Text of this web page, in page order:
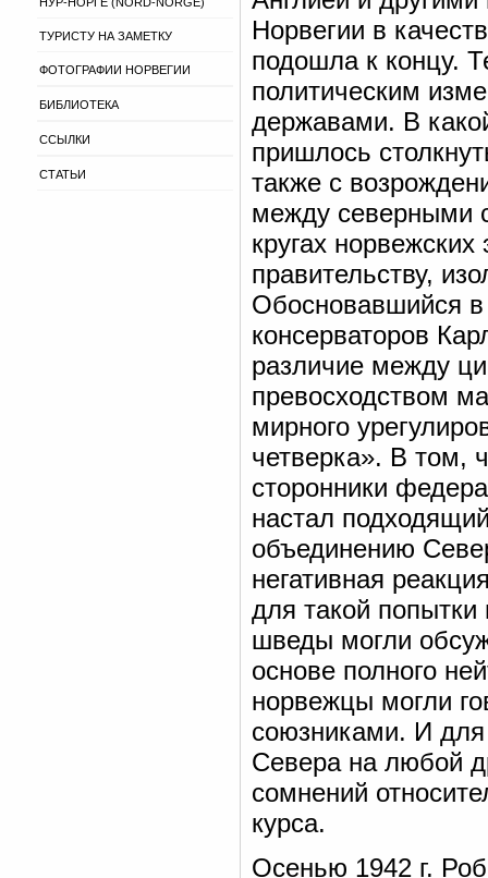
ТУРИСТУ НА ЗАМЕТКУ
ФОТОГРАФИИ НОРВЕГИИ
БИБЛИОТЕКА
ССЫЛКИ
СТАТЬИ
Норвегии в
подошла к концу.
политическим
державами. В
пришлось
также с
между северными
кругах
правительству,
Обосновавшийся
консерваторов
различие между
превосходством
мирного
четверка». В том,
сторонники
настал
объединению
негативная
для такой
шведы могли
основе полного
норвежцы могли
союзниками. И для
Севера на любой
сомнений
курса.
Осенью 1942 г.